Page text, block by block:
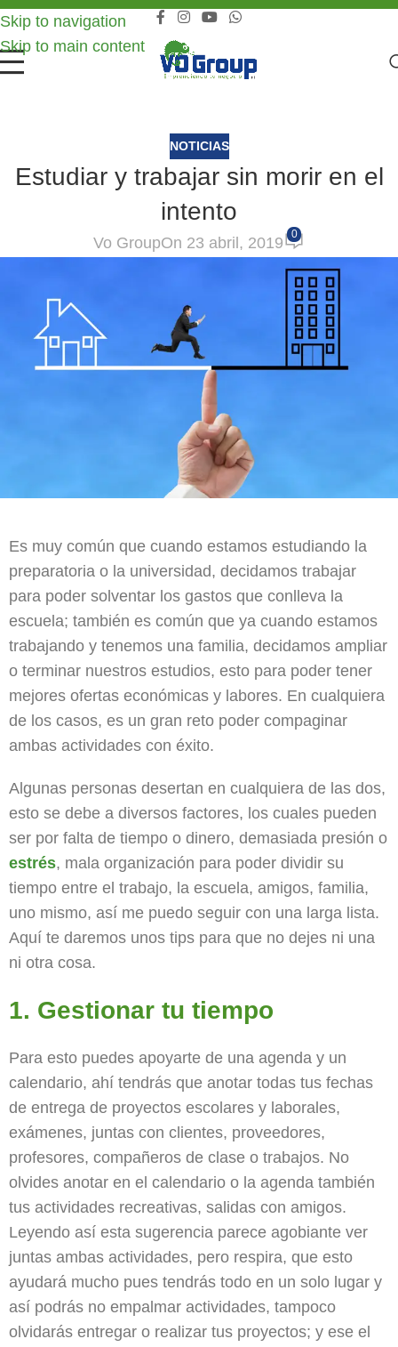
Skip to navigation
Skip to main content
NOTICIAS
Estudiar y trabajar sin morir en el
intento
Vo GroupOn 23 abril, 2019 0
Es muy común que cuando estamos estudiando la
preparatoria o la universidad, decidamos trabajar
para poder solventar los gastos que conlleva la
escuela; también es común que ya cuando estamos
trabajando y tenemos una familia, decidamos ampliar
o terminar nuestros estudios, esto para poder tener
mejores ofertas económicas y labores. En cualquiera
de los casos, es un gran reto poder compaginar
ambas actividades con éxito.
Algunas personas desertan en cualquiera de las dos,
esto se debe a diversos factores, los cuales pueden
ser por falta de tiempo o dinero, demasiada presión o
estrés, mala organización para poder dividir su
tiempo entre el trabajo, la escuela, amigos, familia,
uno mismo, así me puedo seguir con una larga lista.
Aquí te daremos unos tips para que no dejes ni una
ni otra cosa.
1. Gestionar tu tiempo
Para esto puedes apoyarte de una agenda y un
calendario, ahí tendrás que anotar todas tus fechas
de entrega de proyectos escolares y laborales,
exámenes, juntas con clientes, proveedores,
profesores, compañeros de clase o trabajos. No
olvides anotar en el calendario o la agenda también
tus actividades recreativas, salidas con amigos.
Leyendo así esta sugerencia parece agobiante ver
juntas ambas actividades, pero respira, que esto
ayudará mucho pues tendrás todo en un solo lugar y
así podrás no empalmar actividades, tampoco
olvidarás entregar o realizar tus proyectos; y ese el